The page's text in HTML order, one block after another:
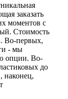
заказать
моментов с
Стоимость
Во-первых,
- мы
опции. Во-
до
наконец,